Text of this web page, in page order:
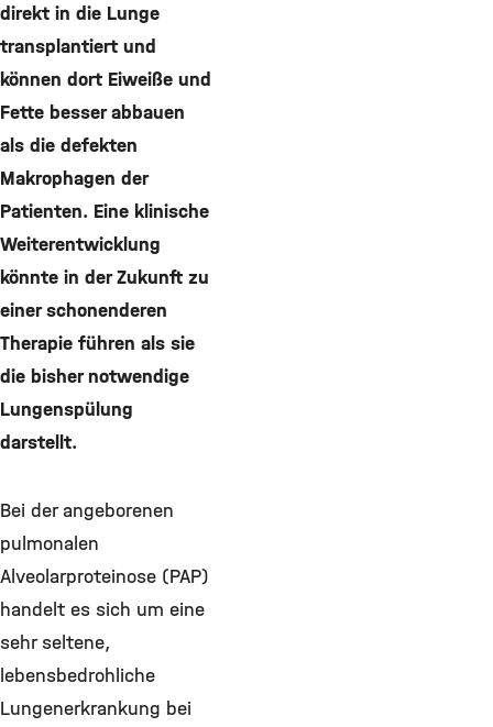
direkt in die Lunge
transplantiert und
können dort Eiweiße und
Fette besser abbauen
als die defekten
Makrophagen der
Patienten. Eine klinische
Weiterentwicklung
könnte in der Zukunft zu
einer schonenderen
Therapie führen als sie
die bisher notwendige
Lungenspülung
darstellt.
Bei der angeborenen
pulmonalen
Alveolarproteinose (PAP)
handelt es sich um eine
sehr seltene,
lebensbedrohliche
Lungenerkrankung bei